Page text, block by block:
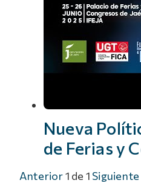
Nueva
de Ferias y
Anterior1 de 1 Siguiente